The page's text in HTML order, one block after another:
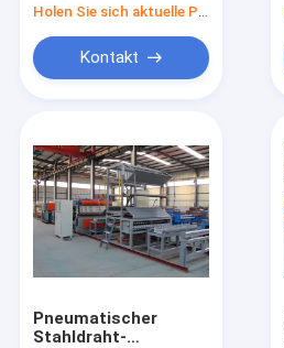
Kontakt
Pneumatischer
Stahldraht-